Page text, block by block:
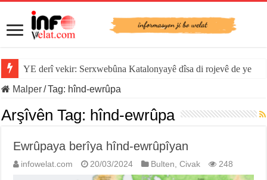
YE derî vekir: Serxwebûna Katalonyayê dîsa di rojevê de ye
Malper/Tag: hînd-ewrûpa
Arşîvên Tag: hînd-ewrûpa
Ewrûpaya berîya hînd-ewrûpîyan
infowelat.com 20/03/2024 Bulten,Civak 248